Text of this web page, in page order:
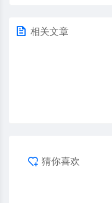
相关文章
猜你喜欢